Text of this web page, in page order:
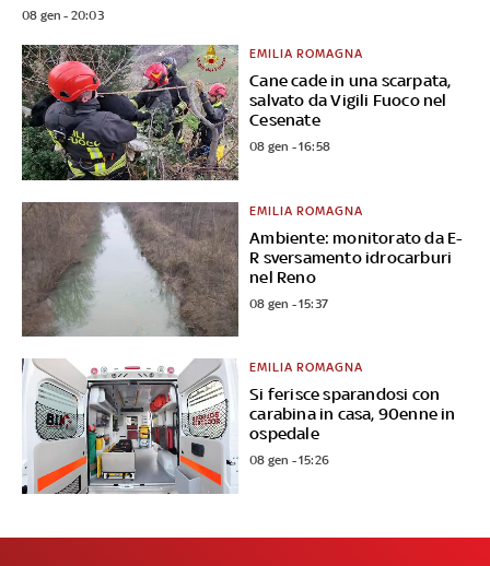
08 gen - 20:03
Cane cade in una scarpata,
salvato da Vigili Fuoco nel
Cesenate
EMILIA ROMAGNA
08 gen - 16:58
Ambiente: monitorato da E-
R sversamento idrocarburi
nel Reno
EMILIA ROMAGNA
08 gen - 15:37
Si ferisce sparandosi con
carabina in casa, 90enne in
ospedale
EMILIA ROMAGNA
08 gen - 15:26